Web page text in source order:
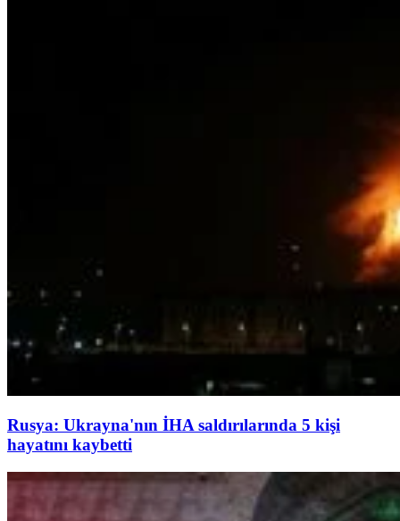
Rusya: Ukrayna'nın İHA saldırılarında 5 kişi
hayatını kaybetti